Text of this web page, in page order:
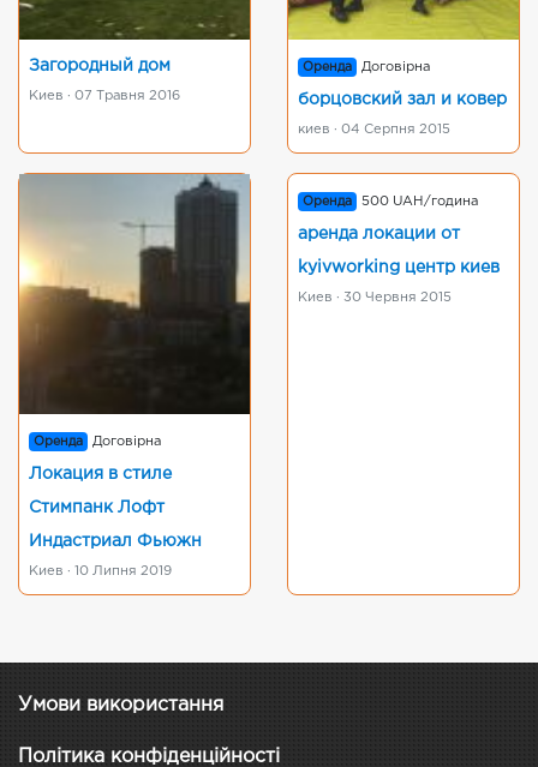
Загородный дом
Киев · 07 Травня 2016
Оренда Договірна
борцовский зал и ковер
киев · 04 Серпня 2015
Оренда Договірна
Локация в стиле
Стимпанк Лофт
Индастриал Фьюжн
Киев · 10 Липня 2019
Оренда 500 UAH/година
аренда локации от
kyivworking центр киев
Киев · 30 Червня 2015
Умови використання
Політика конфіденційності